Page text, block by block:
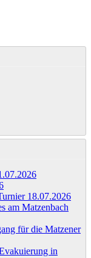
18.07.2026
am Matzenbach
für die Matzener
in